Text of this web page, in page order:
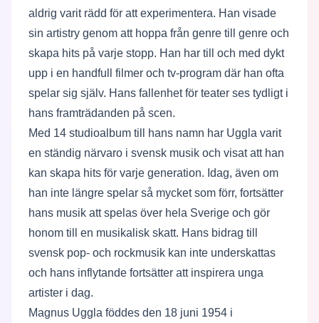
aldrig varit rädd för att experimentera. Han visade
sin artistry genom att hoppa från genre till genre och
skapa hits på varje stopp. Han har till och med dykt
upp i en handfull filmer och tv-program där han ofta
spelar sig själv. Hans fallenhet för teater ses tydligt i
hans framträdanden på scen.
Med 14 studioalbum till hans namn har Uggla varit
en ständig närvaro i svensk musik och visat att han
kan skapa hits för varje generation. Idag, även om
han inte längre spelar så mycket som förr, fortsätter
hans musik att spelas över hela Sverige och gör
honom till en musikalisk skatt. Hans bidrag till
svensk pop- och rockmusik kan inte underskattas
och hans inflytande fortsätter att inspirera unga
artister i dag.
Magnus Uggla föddes den 18 juni 1954 i